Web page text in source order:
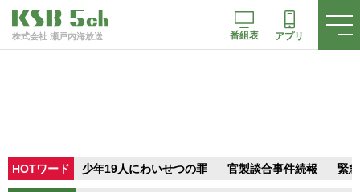
株式会社 瀬戸内海放送 番組表 アプリ
HOTワード 少年19人にわいせつの罪 官製談合事件続報 緊